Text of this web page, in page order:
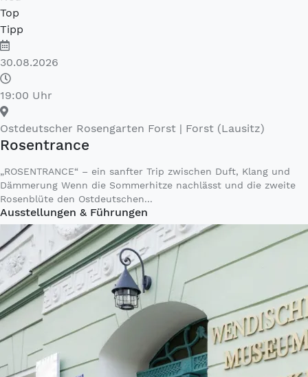
Top
Tipp
30.08.2026
19:00 Uhr
Ostdeutscher Rosengarten Forst | Forst (Lausitz)
Rosentrance
„ROSENTRANCE“ – ein sanfter Trip zwischen Duft, Klang und
Dämmerung Wenn die Sommerhitze nachlässt und die zweite
Rosenblüte den Ostdeutschen...
Ausstellungen & Führungen